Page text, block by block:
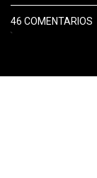
46 COMENTARIOS